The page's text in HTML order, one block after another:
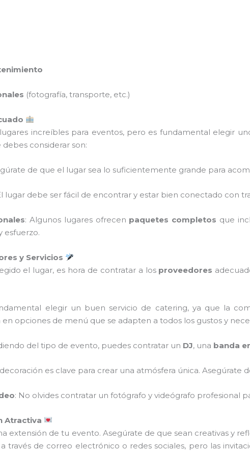
(fotografía, transporte, etc.)
increíbles para eventos, pero es fundamental elegir
considerar son:
de que el lugar sea lo suficientemente grande para
lugar debe ser fácil de encontrar y estar bien conectado con
: Algunos lugares ofrecen paquetes completos que
esfuerzo.
y Servicios
el lugar, es hora de contratar a los proveedores
elegir un buen servicio de catering, ya que la
en opciones de menú que se adapten a todos los gustos y
del tipo de evento, puedes contratar un DJ, una banda
decoración es clave para crear una atmósfera única.
: No olvides contratar un fotógrafo y videógrafo profesional
Atractiva
extensión de tu evento. Asegúrate de que sean creativas y
a través de correo electrónico o redes sociales, pero las